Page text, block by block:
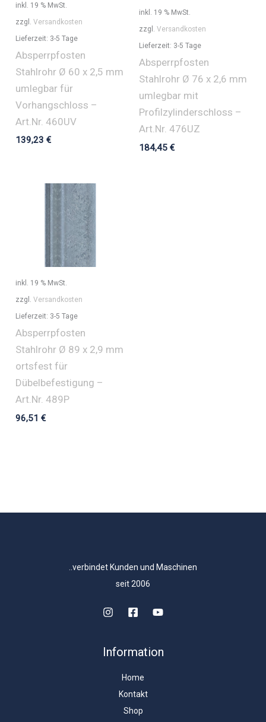
inkl. 19 % MwSt.
zzgl.Versandkosten
Lieferzeit: 3-5 Tage
Absperrpfosten
Stahlrohr Ø 60 x 2,5 mm
umlegbar für
Vorhangschloss –
Art.Nr. 460UV
139,23€
inkl. 19 % MwSt.
zzgl. Versandkosten
Lieferzeit: 3-5 Tage
Absperrpfosten
Stahlrohr Ø 76 x 2,6 mm
umlegbar mit
Profilzylinderschloss –
Art.Nr. 476UZ
184,45 €
inkl. 19 % MwSt.
zzgl.Versandkosten
Lieferzeit: 3-5 Tage
Absperrpfosten
Stahlrohr Ø 89 x 2,9 mm
ortsfest für
Dübelbefestigung –
Art.Nr. 489P
96,51€
..verbindet Kunden und Maschinen
seit 2006
Information
Home
Kontakt
Shop